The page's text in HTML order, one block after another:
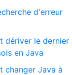
d'erreur
dériver le dernier
en Java
changer Java à